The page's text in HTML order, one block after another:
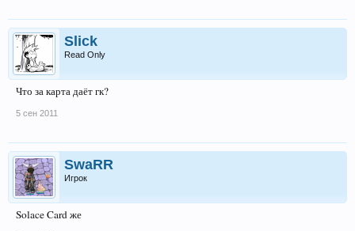
Slick
Read Only
Что за карта даёт гк?
5 сен 2011
SwaRR
Игрок
Solace Card же